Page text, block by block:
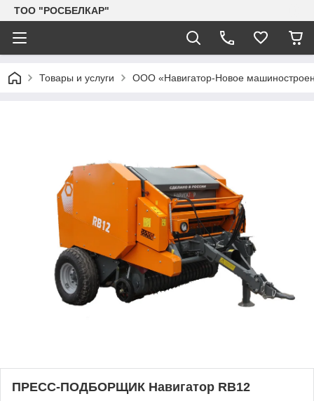
TOO "РОСБЕЛКАР"
Товары и услуги ООО «Навигатор-Новое
ПРЕСС-ПОДБОРЩИК Навигатор RB12